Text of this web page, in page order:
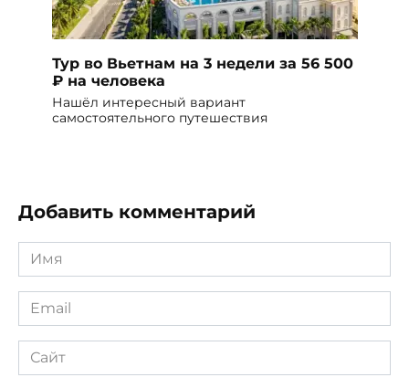
Тур во Вьетнам на 3 недели за 56 500
₽ на человека
Нашёл интересный вариант
самостоятельного путешествия
Добавить комментарий
Имя
Email
Сайт